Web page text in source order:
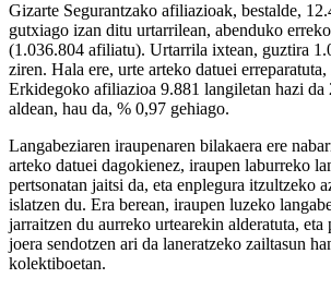
Gizarte Segurantzako afiliazioak, bestalde,
gutxiago izan ditu urtarrilean, abenduko
(1.036.804 afiliatu). Urtarrila ixtean, guztira
ziren. Hala ere, urte arteko datuei
Erkidegoko afiliazioa 9.881 langiletan hazi da
aldean, hau da, % 0,97 gehiago.
Langabeziaren iraupenaren bilakaera ere
arteko datuei dagokienez, iraupen laburreko
pertsonatan jaitsi da, eta enplegura itzultzeko
islatzen du. Era berean, iraupen luzeko
jarraitzen du aurreko urtearekin alderatuta,
joera sendotzen ari da laneratzeko zailtasun
kolektiboetan.